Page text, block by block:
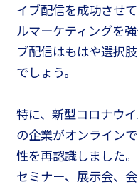
イブ配信を成功させ
ルマーケティングを
ブ配信はもはや選択
でしょう。
特に、新型コロナウ
の企業がオンライン
性を再認識しました
セミナー、展示会、